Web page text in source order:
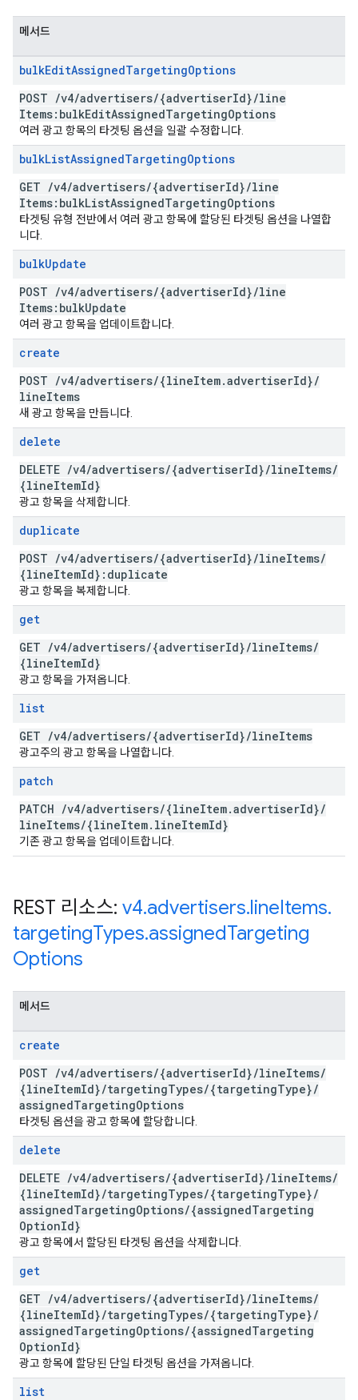
메서드
bulkEditAssignedTargetingOptions
POST /v4/advertisers/{advertiserId}/line
Items:bulkEditAssignedTargetingOptions
여러 광고 항목의 타겟팅 옵션을 일괄 수정합니다.
bulkListAssignedTargetingOptions
GET /v4/advertisers/{advertiserId}/line
Items:bulkListAssignedTargetingOptions
타겟팅 유형 전반에서 여러 광고 항목에 할당된 타겟팅 옵션을 나열합
니다.
bulkUpdate
POST /v4/advertisers/{advertiserId}/line
Items:bulkUpdate
여러 광고 항목을 업데이트합니다.
create
POST /v4/advertisers/{lineItem.advertiserId}/
lineItems
새 광고 항목을 만듭니다.
delete
DELETE /v4/advertisers/{advertiserId}/lineItems/
{lineItemId}
광고 항목을 삭제합니다.
duplicate
POST /v4/advertisers/{advertiserId}/lineItems/
{lineItemId}:duplicate
광고 항목을 복제합니다.
get
GET /v4/advertisers/{advertiserId}/lineItems/
{lineItemId}
광고 항목을 가져옵니다.
list
GET /v4/advertisers/{advertiserId}/lineItems
광고주의 광고 항목을 나열합니다.
patch
PATCH /v4/advertisers/{lineItem.advertiserId}/
lineItems/{lineItem. lineItemId}
기존 광고 항목을 업데이트합니다.
REST 리소스: v4.advertisers.lineItems.
targetingTypes.assignedTargeting
Options
메서드
create
POST /v4/advertisers/{advertiserId}/lineItems/
{lineItemId}/targetingTypes/{targetingType}/
assignedTargetingOptions
타겟팅 옵션을 광고 항목에 할당합니다.
delete
DELETE /v4/advertisers/{advertiserId}/lineItems/
{lineItemId}/targetingTypes/{targetingType}/
assignedTargetingOptions/{assignedTargeting
OptionId}
광고 항목에서 할당된 타겟팅 옵션을 삭제합니다.
get
GET /v4/advertisers/{advertiserId}/lineItems/
{lineItemId}/targetingTypes/{targetingType}/
assignedTargetingOptions/{assignedTargeting
OptionId}
광고 항목에 할당된 단일 타겟팅 옵션을 가져옵니다.
list